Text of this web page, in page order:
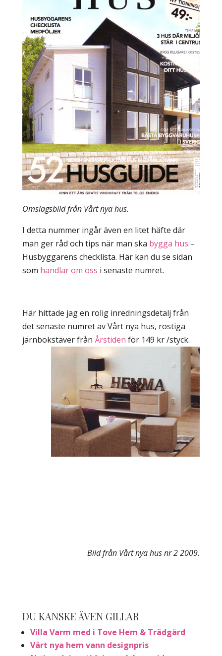
Omslagsbild från Vårt nya hus.
I detta nummer ingår även en litet häfte där
man ger råd och tips när man ska bygga hus –
Husbyggarens checklista. Här kan du se sidan
som handlar om oss i senaste numret.
Här hittade jag en rolig inredningsdetalj från
det senaste numret av Vårt nya hus, rostiga
järnbokstäver från Årstiden för 149 kr /styck.
Bild från Vårt nya hus nr 2 2009.
DU KANSKE ÄVEN GILLAR
Villa Varm med i Tove Hem & Trädgård
Vårt nya hem vann designpris